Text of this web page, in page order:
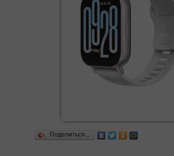
Поделиться…